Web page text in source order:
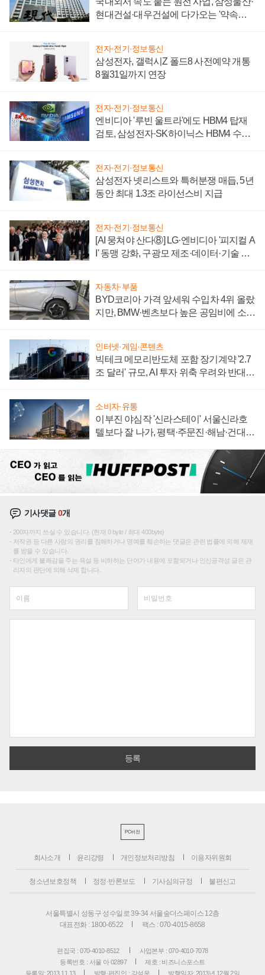
현대건설·대우건설에 다가오는 '약속의
전자·전기·정보통신
삼성전자, 갤럭시Z 폴드8 사전예약 개통
8월31일까지 연장
전자·전기·정보통신
엔비디아 '루빈 울트라'에도 HBM4 탑재
검토, 삼성전자·SK하이닉스 HBM4 수율
전자·전기·정보통신
삼성전자 넷리스트와 특허분쟁 매듭, 5년
동안 최대 1.3조 라이선스비 지급
전자·전기·정보통신
[AI 뭉쳐야 산다⑧] LG·엔비디아 '피지컬 A
I' 동맹 강화, 구광모 제조·데이터·기술 결
자동차·부품
BYD코리아 가격 앞세워 수입차 4위 올랐
지만, BMW·벤츠보다 높은 공임비에 소비
인터넷·게임·콘텐츠
빅테크 메모리반도체 포함 장기계약 '2.7
조 달러' 규모, AI 투자 위축 우려와 반대
소비자·유통
이부진 야심작 '신라스테이' 서울신라호
텔보다 잘 나가, 평택·주문진·해남·건대로
기사댓글0개
200자까지 쓰실 수 있습니다. (현재 0 byte / 최대 400byte)
저작권 등 다른 사람의 권리를 침해하거나 명예를 훼손하는 댓글은 관련 법률에 의해 제재
를 받을 수 있습니다.
타인에게 불쾌감을 주는 욕설 등 비하하는 단어가 내용에 포함되거나 인신공격성 글은 관
리자의 판단에 의해 삭제 합니다.
PC버전
회사소개 윤리강령 개인정보처리방침 이용자위원회
청소년보호정책 정정·반론보도 기사심의규정 불편신고
서울특별시 성동구 성수일로 39-34 서울숲더스페이스 12층
대표전화 : 1800-6522
팩스 : 070-4015-8658
편집국 : 070-4010-8512
사업본부 : 070-4010-7078
등록번호 : 서울 아 02897
제호 : 비즈니스포스트
등록일: 2013.11.13
발행·편집인 : 강석운 발행일자: 2013년 12월 2일